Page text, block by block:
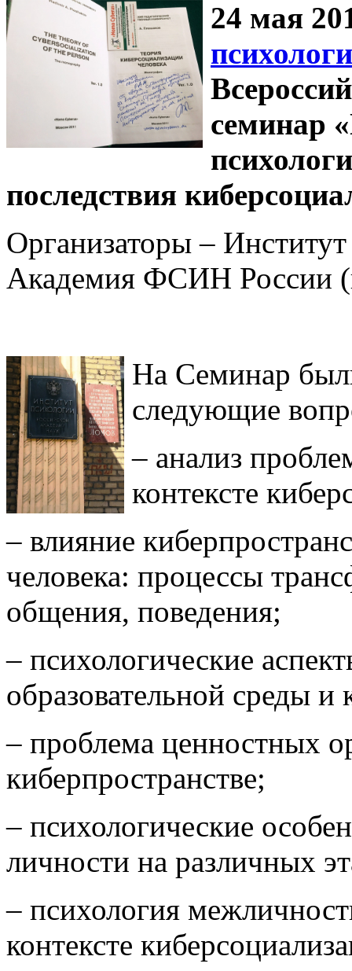
24 мая
семинар
последствия
Организаторы –
Академия ФСИН России
На Семинар
следующие
– анализ
контексте
– влияние
человека: процессы
общения, поведения;
– психологические
образовательной среды и
– проблема ценностных
киберпространстве;
– психологические
личности на различных
– психология
контексте